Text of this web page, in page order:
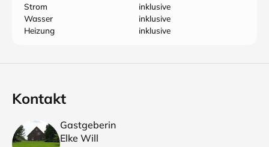
Strom
inklusive
Wasser
inklusive
Heizung
inklusive
Kontakt
Gastgeberin
Elke Will